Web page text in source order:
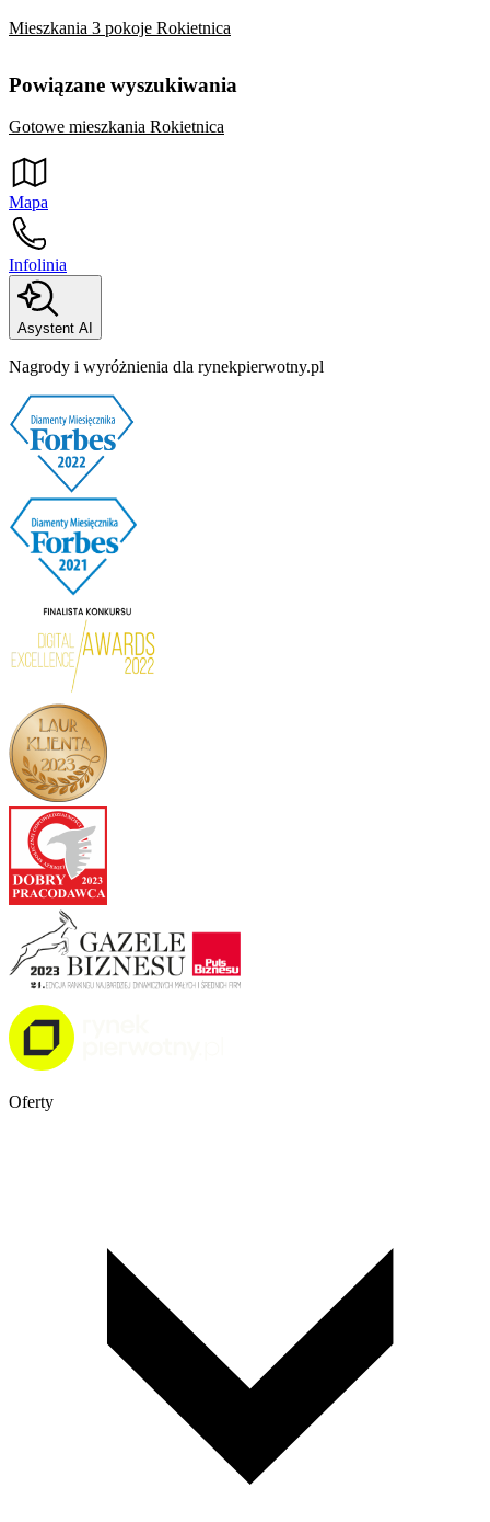
Mieszkania 3 pokoje Rokietnica
Powiązane wyszukiwania
Gotowe mieszkania Rokietnica
Mapa
Infolinia
Asystent AI
Nagrody i wyróżnienia dla rynekpierwotny.pl
Oferty